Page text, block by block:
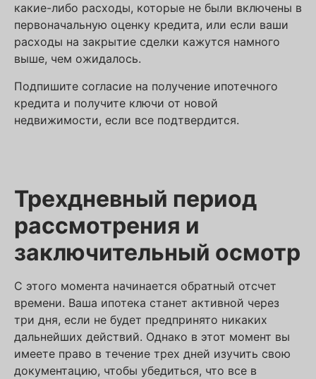
какие-либо расходы, которые не были включены в
первоначальную оценку кредита, или если ваши
расходы на закрытие сделки кажутся намного
выше, чем ожидалось.
Подпишите согласие на получение ипотечного
кредита и получите ключи от новой
недвижимости, если все подтвердится.
Трехдневный период
рассмотрения и
заключительный осмотр
С этого момента начинается обратный отсчет
времени. Ваша ипотека станет активной через
три дня, если не будет предпринято никаких
дальнейших действий. Однако в этот момент вы
имеете право в течение трех дней изучить свою
документацию, чтобы убедиться, что все в